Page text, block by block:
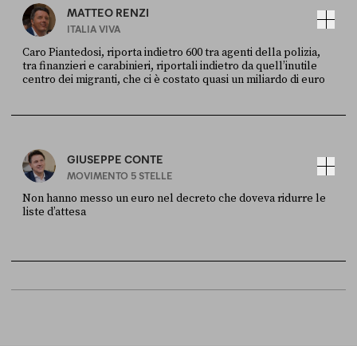
MATTEO RENZI
ITALIA VIVA
Caro Piantedosi, riporta indietro 600 tra agenti della polizia,
tra finanzieri e carabinieri, riportali indietro da quell’inutile
centro dei migranti, che ci è costato quasi un miliardo di euro
GIUSEPPE CONTE
MOVIMENTO 5 STELLE
Non hanno messo un euro nel decreto che doveva ridurre le
liste d’attesa